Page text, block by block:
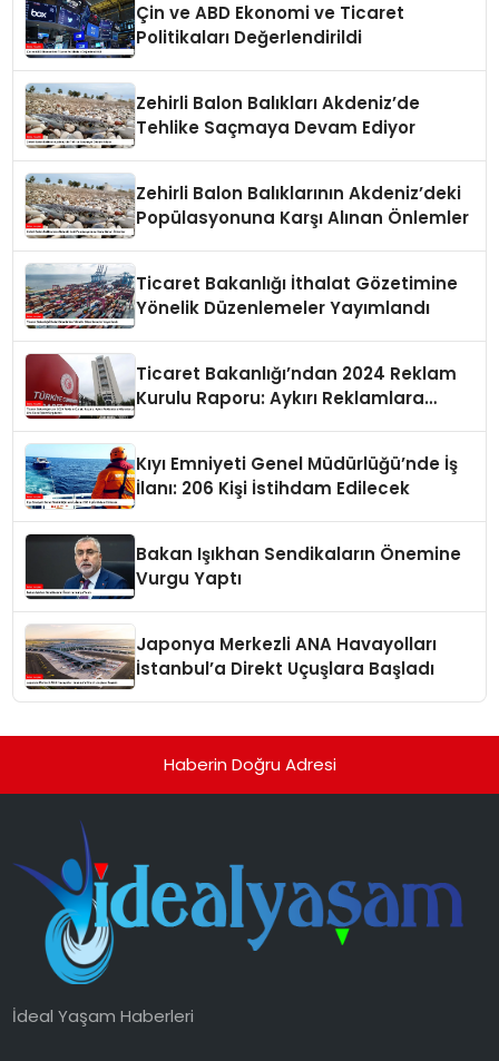
Çin ve ABD Ekonomi ve Ticaret
Politikaları Değerlendirildi
Zehirli Balon Balıkları Akdeniz’de
Tehlike Saçmaya Devam Ediyor
Zehirli Balon Balıklarının Akdeniz’deki
Popülasyonuna Karşı Alınan Önlemler
Ticaret Bakanlığı İthalat Gözetimine
Yönelik Düzenlemeler Yayımlandı
Ticaret Bakanlığı’ndan 2024 Reklam
Kurulu Raporu: Aykırı Reklamlara
Kıyı Emniyeti Genel Müdürlüğü’nde İş
İlanı: 206 Kişi İstihdam Edilecek
Bakan Işıkhan Sendikaların Önemine
Vurgu Yaptı
Japonya Merkezli ANA Havayolları
İstanbul’a Direkt Uçuşlara Başladı
Haberin Doğru Adresi
İdeal Yaşam Haberleri